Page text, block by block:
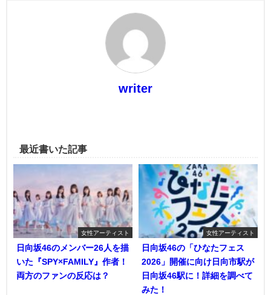
writer
最近書いた記事
女性アーティスト
日向坂46のメンバー26人を描
いた『SPY×FAMILY』作者！
両方のファンの反応は？
女性アーティスト
日向坂46の「ひなたフェス
2026」開催に向け日向市駅が
日向坂46駅に！詳細を調べて
みた！